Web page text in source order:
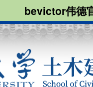
bevictor伟德